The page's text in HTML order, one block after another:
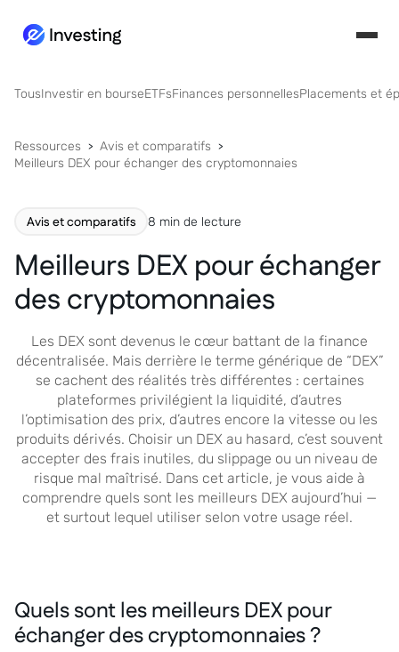
TousInvestir en bourseETFsFinances personnellesPlacements et
Ressources
Avis et comparatifs
Meilleurs DEX pour échanger des cryptomonnaies
Avis et comparatifs 8 min de lecture
Meilleurs DEX pour échanger
des cryptomonnaies
Les DEX sont devenus le cœur battant de la finance
décentralisée. Mais derrière le terme générique de “DEX”
se cachent des réalités très différentes : certaines
plateformes privilégient la liquidité, d’autres
l’optimisation des prix, d’autres encore la vitesse ou les
produits dérivés. Choisir un DEX au hasard, c’est souvent
accepter des frais inutiles, du slippage ou un niveau de
risque mal maîtrisé. Dans cet article, je vous aide à
comprendre quels sont les meilleurs DEX aujourd’hui —
et surtout lequel utiliser selon votre usage réel.
Quels sont les meilleurs DEX pour
échanger des cryptomonnaies ?